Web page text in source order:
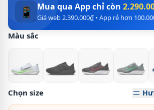
📱 Mua qua App chỉ còn
Giá web 2.390.000₫ • App rẻ hơn
Màu sắc
Chọn size